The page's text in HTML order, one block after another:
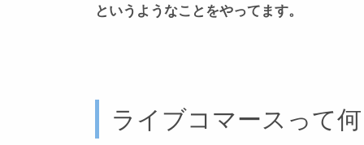
というようなことをやってます。
ライブコマースって何